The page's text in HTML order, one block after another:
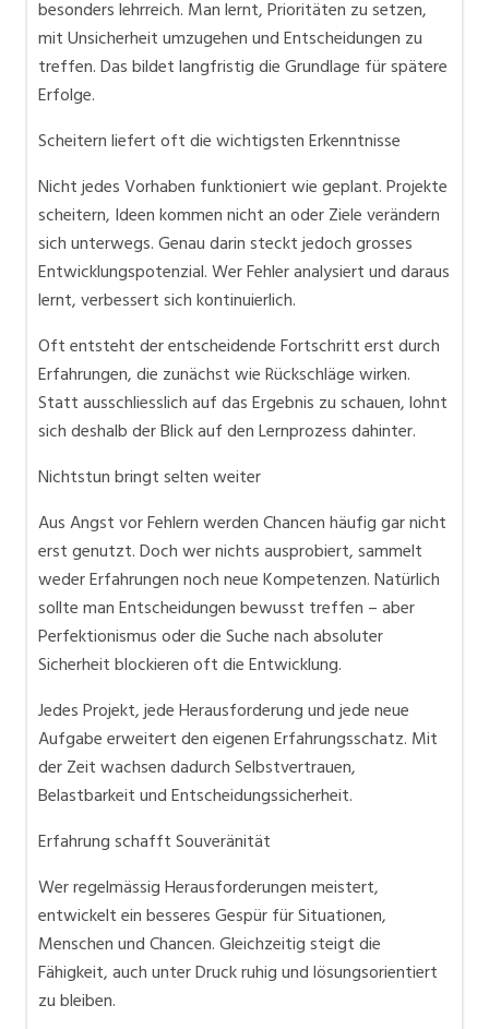
besonders lehrreich. Man lernt, Prioritäten zu setzen,
mit Unsicherheit umzugehen und Entscheidungen zu
treffen. Das bildet langfristig die Grundlage für spätere
Erfolge.
Scheitern liefert oft die wichtigsten Erkenntnisse
Nicht jedes Vorhaben funktioniert wie geplant. Projekte
scheitern, Ideen kommen nicht an oder Ziele verändern
sich unterwegs. Genau darin steckt jedoch grosses
Entwicklungspotenzial. Wer Fehler analysiert und daraus
lernt, verbessert sich kontinuierlich.
Oft entsteht der entscheidende Fortschritt erst durch
Erfahrungen, die zunächst wie Rückschläge wirken.
Statt ausschliesslich auf das Ergebnis zu schauen, lohnt
sich deshalb der Blick auf den Lernprozess dahinter.
Nichtstun bringt selten weiter
Aus Angst vor Fehlern werden Chancen häufig gar nicht
erst genutzt. Doch wer nichts ausprobiert, sammelt
weder Erfahrungen noch neue Kompetenzen. Natürlich
sollte man Entscheidungen bewusst treffen – aber
Perfektionismus oder die Suche nach absoluter
Sicherheit blockieren oft die Entwicklung.
Jedes Projekt, jede Herausforderung und jede neue
Aufgabe erweitert den eigenen Erfahrungsschatz. Mit
der Zeit wachsen dadurch Selbstvertrauen,
Belastbarkeit und Entscheidungssicherheit.
Erfahrung schafft Souveränität
Wer regelmässig Herausforderungen meistert,
entwickelt ein besseres Gespür für Situationen,
Menschen und Chancen. Gleichzeitig steigt die
Fähigkeit, auch unter Druck ruhig und lösungsorientiert
zu bleiben.